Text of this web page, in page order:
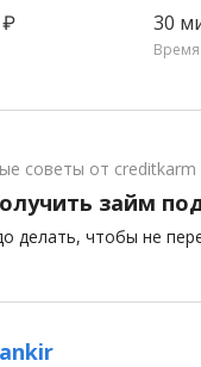
₽ 30
Время
советы от creditkarm
займ
делать, чтобы не